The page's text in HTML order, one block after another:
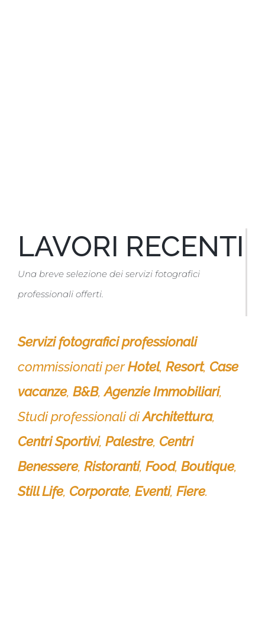
LAVORI RECENTI
Una breve selezione dei servizi fotografici
professionali offerti.
Servizi fotografici professionali
commissionati perHotel, Resort, Case
vacanze, B&B,Agenzie Immobiliari,
Studi professionali diArchitettura,
Centri Sportivi, Palestre, Centri
Benessere, Ristoranti, Food, Boutique,
Still Life, Corporate, Eventi, Fiere.